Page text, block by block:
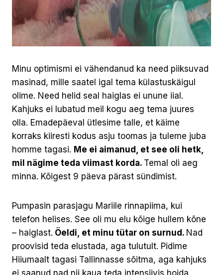
Minu optimismi ei vähendanud ka need piiksuvad
masinad, mille saatel igal tema külastuskäigul
olime. Need helid seal haiglas ei unune iial.
Kahjuks ei lubatud meil kogu aeg tema juures
olla. Emadepäeval ütlesime talle, et käime
korraks kiiresti kodus asju toomas ja tuleme juba
homme tagasi. Me ei aimanud, et see oli hetk,
mil nägime teda viimast korda. Temal oli aeg
minna. Kõigest 9 päeva pärast sündimist.
Pumpasin parasjagu Mariile rinnapiima, kui
telefon helises. See oli mu elu kõige hullem kõne
– haiglast. Öeldi, et minu tütar on surnud. Nad
proovisid teda elustada, aga tulutult. Pidime
Hiiumaalt tagasi Tallinnasse sõitma, aga kahjuks
ei saanud nad nii kaua teda intensiivis hoida.